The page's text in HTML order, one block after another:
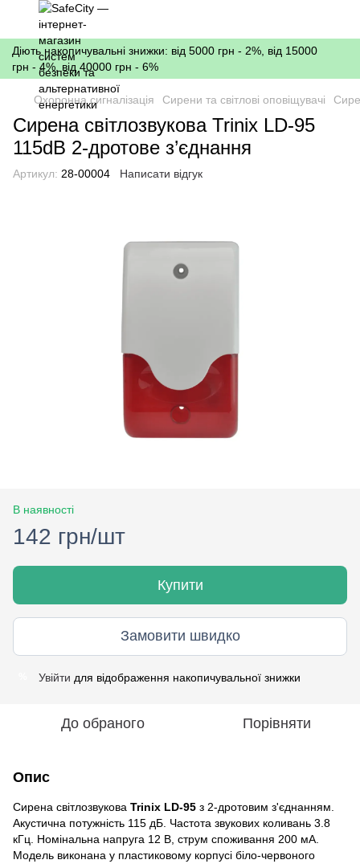
Діють накопичувальні знижки: від 5000 грн - 2%, від 15000
грн - 4%, від 40000 грн - 6%
Охоронна сигналізація Сирени та світлові оповіщувачі
Сирена світлозвукова Trinix LD-95
115dB 2-дротове з’єднання
Артикул: 28-00004 Написати відгук
В наявності
142 грн/шт
Купити
Замовити швидко
Увійти для відображення накопичувальної знижки
До обраного Порівняти
Опис
Сирена світлозвукова Trinix LD-95 з 2-дротовим з'єднанням.
Акустична потужність 115 дБ. Частота звукових коливань 3.8
кГц. Номінальна напруга 12 В, струм споживання 200 мА.
Модель виконана у пластиковому корпусі біло-червоного